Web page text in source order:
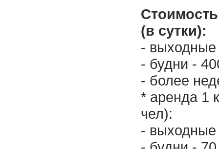
(в сутки):
- выходные
- будни -
- более
* аренда 1
чел):
- выходные